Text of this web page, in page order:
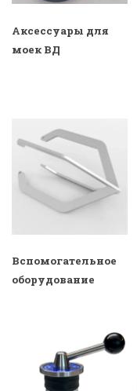
Аксессуары для
моек ВД
Вспомогательное
оборудование